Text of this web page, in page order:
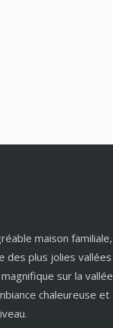
maison familiale,
des plus jolies vallées
sur la vallée
chaleureuse et